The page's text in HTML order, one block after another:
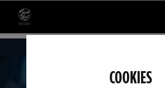
MAFIA III
COOKIES